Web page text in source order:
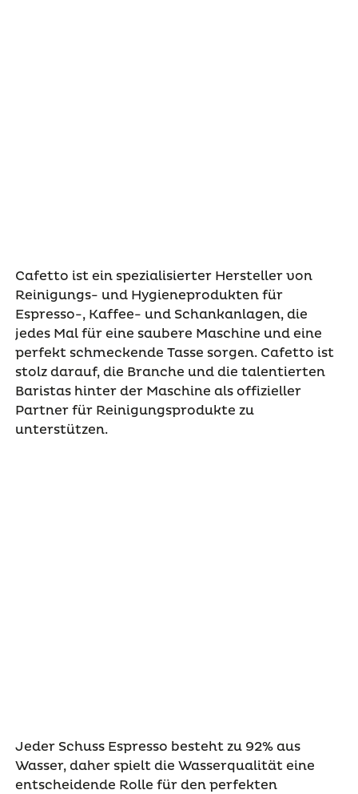
Cafetto ist ein spezialisierter Hersteller von
Reinigungs- und Hygieneprodukten für
Espresso-, Kaffee- und Schankanlagen, die
jedes Mal für eine saubere Maschine und eine
perfekt schmeckende Tasse sorgen. Cafetto ist
stolz darauf, die Branche und die talentierten
Baristas hinter der Maschine als offizieller
Partner für Reinigungsprodukte zu
unterstützen.
Jeder Schuss Espresso besteht zu 92% aus
Wasser, daher spielt die Wasserqualität eine
entscheidende Rolle für den perfekten